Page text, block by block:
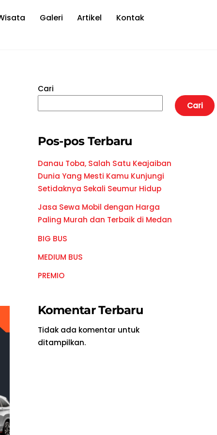
Galeri Artikel Kontak
Cari
Cari
Pos-pos Terbaru
Danau Toba, Salah Satu Keajaiban
Dunia Yang Mesti Kamu Kunjungi
Setidaknya Sekali Seumur Hidup
Jasa Sewa Mobil dengan Harga
Paling Murah dan Terbaik di Medan
BIG BUS
MEDIUM BUS
PREMIO
Komentar Terbaru
Tidak ada komentar untuk
ditampilkan.